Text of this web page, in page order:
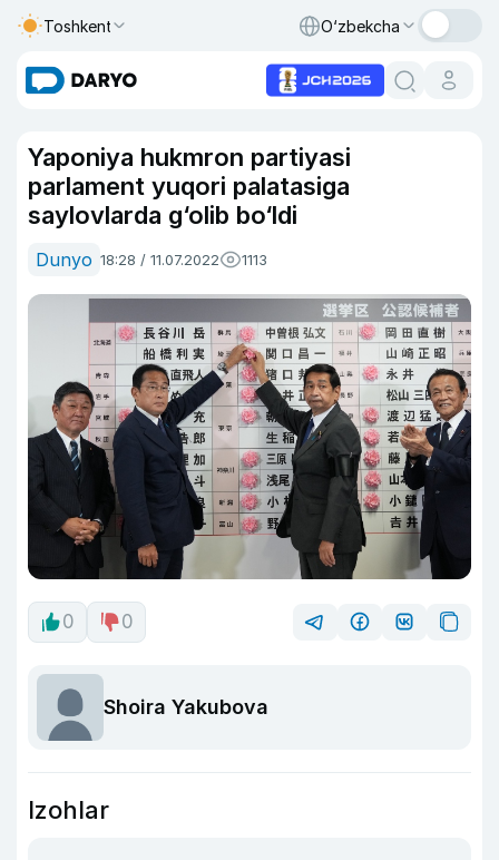
Toshkent O‘zbekcha
Yaponiya hukmron partiyasi
parlament yuqori palatasiga
saylovlarda g‘olib bo‘ldi
Dunyo 18:28 / 11.07.2022 1113
0 0
Shoira Yakubova
Izohlar